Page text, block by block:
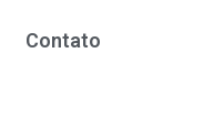
Contato